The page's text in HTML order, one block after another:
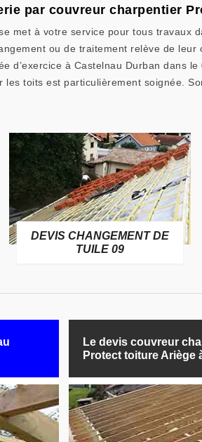
par couvreur charpentier
met à votre service pour tous
ou de traitement relève de
d’exercice à Castelnau Durban dans
les toits est particulièrement soignée.
DEVIS CHANGEMENT DE
TUILE 09
Le devis couvreur
Protect toiture Ariège